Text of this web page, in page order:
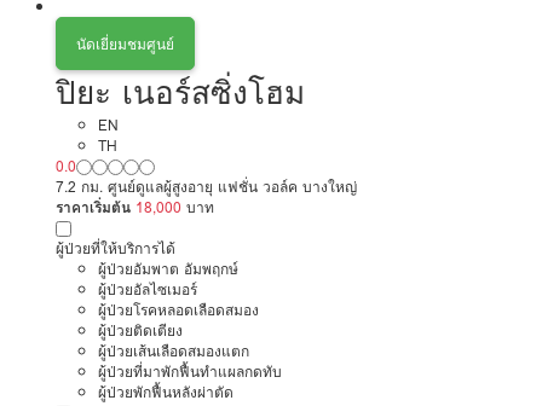
นัดเยี่ยมชมศูนย์
ปิยะ เนอร์สซิ่งโฮม
EN
TH
0.0
7.2 กม. ศูนย์ดูแลผู้สูงอายุ แฟชั่น วอล์ค บางใหญ่
ราคาเริ่มต้น 18,000 บาท
ผู้ป่วยที่ให้บริการได้
ผู้ป่วยอัมพาต อัมพฤกษ์
ผู้ป่วยอัลไซเมอร์
ผู้ป่วยโรคหลอดเลือดสมอง
ผู้ป่วยติดเตียง
ผู้ป่วยเส้นเลือดสมองแตก
ผู้ป่วยที่มาพักฟื้นทำแผลกดทับ
ผู้ป่วยพักฟื้นหลังผ่าตัด